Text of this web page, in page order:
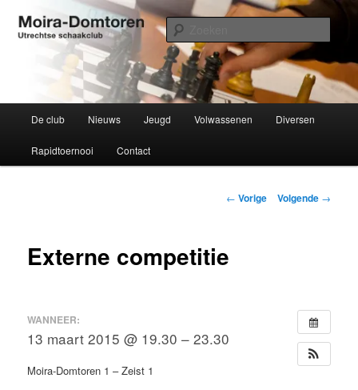
naar
Moira-Domtoren
Utrechtse schaakclub opgericht 1934
De club Nieuws Jeugd Volwassenen Diversen
Rapidtoernooi Contact
Bericht
← Vorige Volgende →
Externe competitie
WANNEER:
13 maart 2015 @ 19.30 – 23.30
Moira-Domtoren 1 – Zeist 1